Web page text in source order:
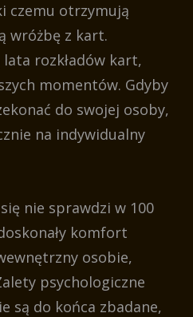
czemu otrzymują
wróżbę z kart.
rozkładów kart,
momentów. Gdyby
do swojej osoby,
na indywidualny
nie sprawdzi w 100
komfort
osobie,
psychologiczne
są do końca zbadane,